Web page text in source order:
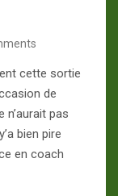
cette sortie
de
pas
bien pire
en coach